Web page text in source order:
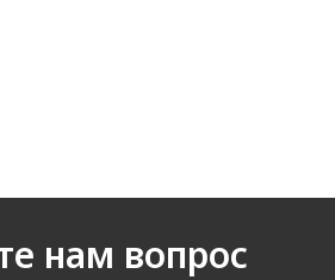
нам вопрос